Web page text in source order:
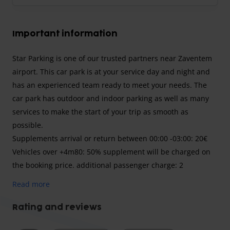
Important information
Star Parking is one of our trusted partners near Zaventem
airport. This car park is at your service day and night and
has an experienced team ready to meet your needs. The
car park has outdoor and indoor parking as well as many
services to make the start of your trip as smooth as
possible.
Supplements arrival or return between 00:00 -03:00: 20€
Vehicles over +4m80: 50% supplement will be charged on
the booking price. additional passenger charge: 2
hours late: €15. 3 hours late: €20. 4 hours late: €25. If you
Read more
Rating and reviews